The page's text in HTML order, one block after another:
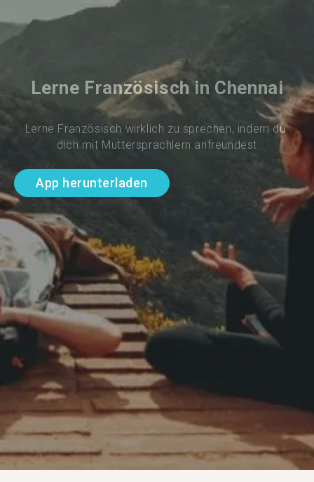
Lerne Französisch in Chennai
Lerne Französisch wirklich zu sprechen, indem du
dich mit Muttersprachlern anfreundest
App herunterladen